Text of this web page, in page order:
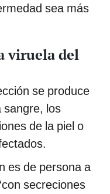
sea más
viruela del
se produce
sangre, los
de la piel o
es de persona a
secreciones